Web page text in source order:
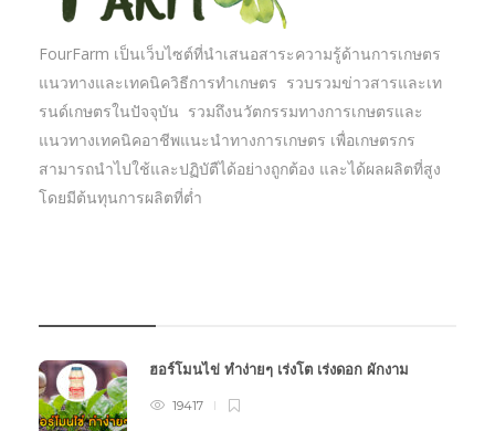
FourFarm เป็นเว็บไซต์ที่นำเสนอสาระความรู้ด้านการเกษตร
แนวทางและเทคนิควิธีการทำเกษตร รวบรวมข่าวสารและเท
รนด์เกษตรในปัจจุบัน รวมถึงนวัตกรรมทางการเกษตรและ
แนวทางเทคนิคอาชีพแนะนำทางการเกษตร เพื่อเกษตรกร
สามารถนำไปใช้และปฏิบัตืได้อย่างถูกต้อง และได้ผลผลิตที่สูง
โดยมีต้นทุนการผลิตที่ต่ำ
ฮอร์โมนไข่ ทำง่ายๆ เร่งโต เร่งดอก ผักงาม
19417